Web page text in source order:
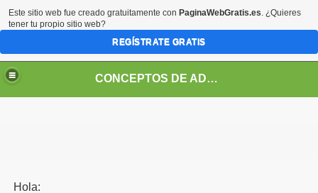
CONCEPTOS DE ADMINISTRACION
Hola:
Este sitio web fue creado gratuitamente con PaginaWebGratis.es. ¿Quieres
tener tu propio sitio web?
REGÍSTRATE GRATIS